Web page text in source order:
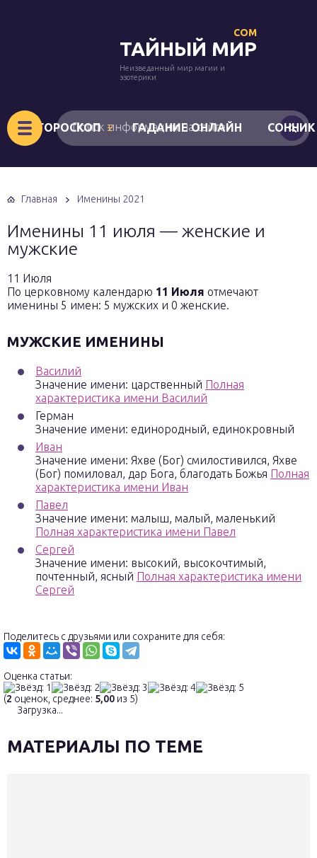
ТАЙНЫЙ МИР
COM
Неизведанный мир магии и
эзотерики
ГОРОСКОП ГАДАНИЕ ОНЛАЙН СОННИК
Главная Именины 2021
Именины 11 июля — женские и
мужские
11 Июля
По церковному календарю 11 Июля отмечают
именины 5 имен: 5 мужских и 0 женские.
МУЖСКИЕ ИМЕНИНЫ
Василий
Значение имени: царственный Полная
характеристика имени Василий
Герман
Значение имени: единородный, единокровный
Иван
Значение имени: Яхве (Бог) смилостивился, Яхве
(Бог) помиловал, дар Бога, благодать Божья Полная
характеристика имени Иван
Павел
Значение имени: малыш, малый, маленький
Полная характеристика имени Павел
Сергей
Значение имени: высокий, высокочтимый,
почтенный, ясный Полная характеристика имени
Сергей
Поделитесь с друзьями или сохраните для себя:
Оценка статьи:
(2 оценок, среднее: 5,00 из 5)
Загрузка...
МАТЕРИАЛЫ ПО ТЕМЕ